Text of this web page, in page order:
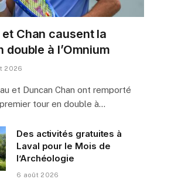
Chan causent la
double à l’Omnium
2026
et Duncan Chan ont remporté
tour en double à…
Des activités gratuites à
Laval pour le Mois de
l’Archéologie
6 août 2026